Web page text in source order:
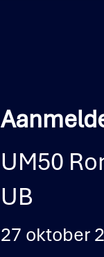
UM50
UB
27 oktober